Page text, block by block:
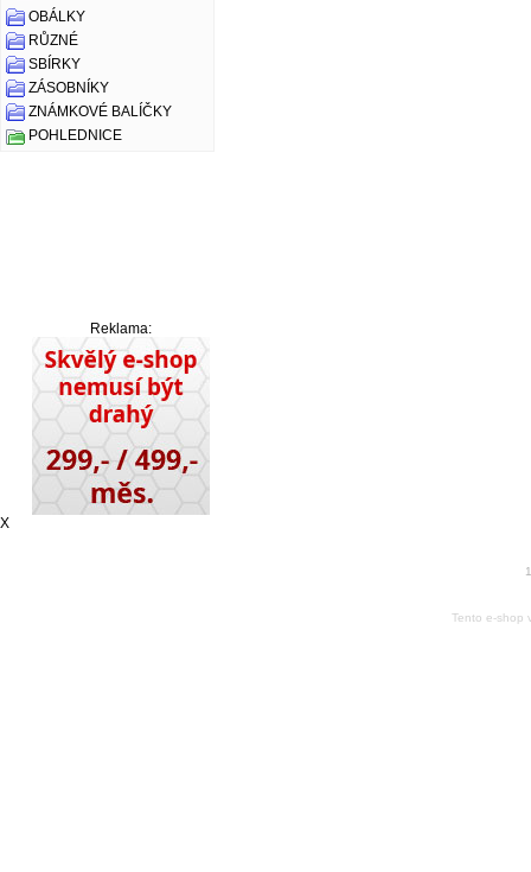
OBÁLKY
RŮZNÉ
SBÍRKY
ZÁSOBNÍKY
ZNÁMKOVÉ BALÍČKY
POHLEDNICE
Reklama:
X
Tento e-shop